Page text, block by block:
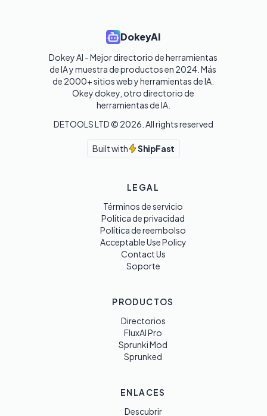
DokeyAI
Dokey AI - Mejor directorio de herramientas
de IA y muestra de productos en 2024. Más
de 2000+ sitios web y herramientas de IA.
Okey dokey, otro directorio de
herramientas de IA.
DETOOLS LTD © 2026 . All rights reserved
Built with ShipFast
LEGAL
Términos de servicio
Política de privacidad
Política de reembolso
Acceptable Use Policy
Contact Us
Soporte
PRODUCTOS
Directorios
FluxAI Pro
Sprunki Mod
Sprunked
ENLACES
Descubrir